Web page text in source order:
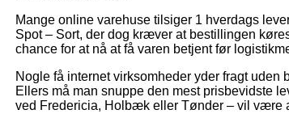
Mange online varehuse tilsiger 1 hverdags
Spot – Sort, der dog kræver at bestillingen
chance for at nå at få varen betjent før
Nogle få internet virksomheder yder fragt uden
Ellers må man snuppe den mest prisbevidste
ved Fredericia, Holbæk eller Tønder – vil være